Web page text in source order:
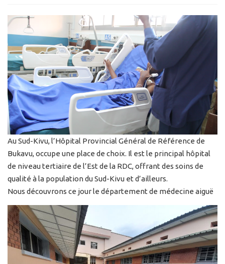
Au Sud-Kivu, l’Hôpital Provincial Général de Référence de
Bukavu, occupe une place de choix. Il est le principal hôpital
de niveau tertiaire de l’Est de la RDC, offrant des soins de
qualité à la population du Sud-Kivu et d’ailleurs.
Nous découvrons ce jour le département de médecine aiguë